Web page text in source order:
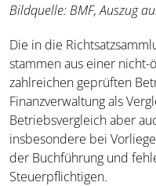
Bildquelle: BMF, Auszug
Die in die
stammen aus einer
zahlreichen geprüften
Finanzverwaltung als
Betriebsvergleich aber
insbesondere bei
der Buchführung und
Steuerpflichtigen.